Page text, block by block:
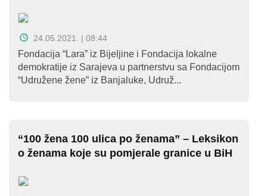
24.05.2021. | 08:44
Fondacija “Lara” iz Bijeljine i Fondacija lokalne
demokratije iz Sarajeva u partnerstvu sa Fondacijom
“Udružene žene” iz Banjaluke, Udruž...
“100 žena 100 ulica po ženama” – Leksikon
o ženama koje su pomjerale granice u BiH